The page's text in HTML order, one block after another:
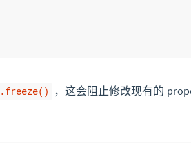
，这会阻止修改现有的